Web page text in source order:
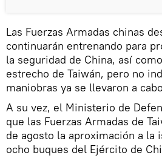
Las Fuerzas Armadas chinas
continuarán entrenando para
la seguridad de China, así
estrecho de Taiwán, pero no
maniobras ya se llevaron a
A su vez, el Ministerio de
que las Fuerzas Armadas de
de agosto la aproximación a la
ocho buques del Ejército de